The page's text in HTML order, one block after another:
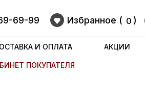
АКЦИИ
ПОКУПАТЕЛЯ
И ОПЛАТА
69-99 Избранное ( 9)
0